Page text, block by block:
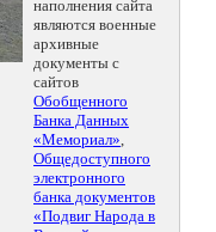
наполнения сайта
являются военные
архивные
документы с
сайтов
Обобщенного
Банка Данных
«Мемориал»,
Общедоступного
электронного
банка документов
«Подвиг Народа в